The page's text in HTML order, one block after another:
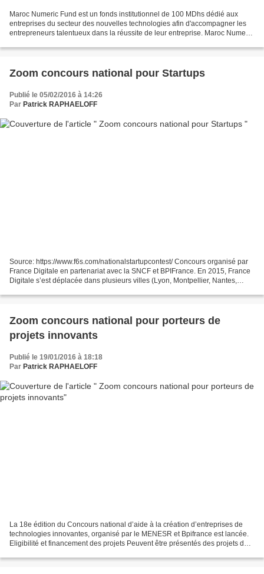
Maroc Numeric Fund est un fonds institutionnel de 100 MDhs dédié aux
entreprises du secteur des nouvelles technologies afin d'accompagner les
entrepreneurs talentueux dans la réussite de leur entreprise. Maroc Numeric
Zoom concours national pour Startups
Publié le 05/02/2016 à 14:26
Par Patrick RAPHAELOFF
Source: https://www.f6s.com/nationalstartupcontest/ Concours organisé par
France Digitale en partenariat avec la SNCF et BPIFrance. En 2015, France
Digitale s’est déplacée dans plusieurs villes (Lyon, Montpellier, Nantes,
Zoom concours national pour porteurs de
projets innovants
Publié le 19/01/2016 à 18:18
Par Patrick RAPHAELOFF
La 18e édition du Concours national d’aide à la création d’entreprises de
technologies innovantes, organisé par le MENESR et Bpifrance est lancée.
Eligibilité et financement des projets Peuvent être présentés des projets dont